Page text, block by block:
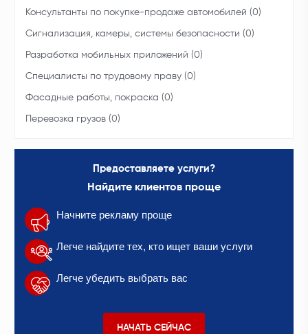
Консультанты по покупке-продаже автомобилей (0)
Сигнализация, камеры, системы безопасности (0)
Разработка мобильных приложений (0)
Специалисты по трудовому праву (0)
Фасадные работы, покраска (0)
Перевозка грузов (0)
Предоставляете услуги?
Найдите клиентов проще
Начните рекламу проще
Легче найдите тех, кто ищет ваши услуги
Легче убедить выбрать вас
НАЧАТЬ СЕЙЧАС